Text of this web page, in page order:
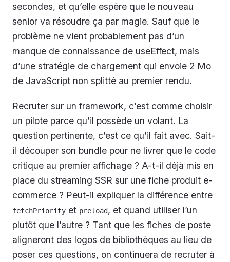
secondes, et qu’elle espère que le nouveau
senior va résoudre ça par magie. Sauf que le
problème ne vient probablement pas d’un
manque de connaissance de useEffect, mais
d’une stratégie de chargement qui envoie 2 Mo
de JavaScript non splitté au premier rendu.
Recruter sur un framework, c’est comme choisir
un pilote parce qu’il possède un volant. La
question pertinente, c’est ce qu’il fait avec. Sait-
il découper son bundle pour ne livrer que le code
critique au premier affichage ? A-t-il déjà mis en
place du streaming SSR sur une fiche produit e-
commerce ? Peut-il expliquer la différence entre
fetchPriority et preload, et quand utiliser l’un
plutôt que l’autre ? Tant que les fiches de poste
aligneront des logos de bibliothèques au lieu de
poser ces questions, on continuera de recruter à